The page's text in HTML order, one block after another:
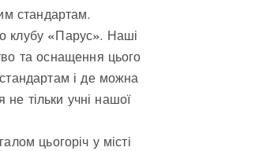
стандартам.
клубу «Парус». Наші
та оснащення цього
і де можна
не тільки учні нашої
цьогоріч у місті